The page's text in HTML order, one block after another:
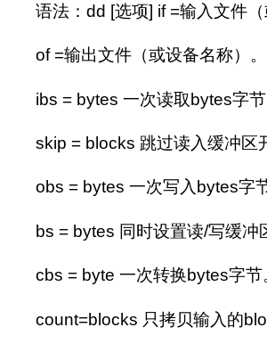
语法：dd [选项] if =输入文件（
of =输出文件（或设备名称）。
ibs = bytes 一次读取bytes字
skip = blocks 跳过读入缓冲区
obs = bytes 一次写入bytes字
bs = bytes 同时设置读/写缓
cbs = byte 一次转换bytes字节
count=blocks 只拷贝输入的